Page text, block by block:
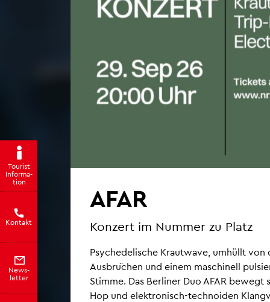
Tou­rist
In­for­ma­
ti­on
Kon­takt
News­
let­ter
AFAR
Kon­zert im Num­mer zu Platz
Psy­che­de­li­sche Kraut­wave, um­hül­lt von
Aus­bru­̈chen und einem ma­schi­nell
Stim­me. Das Ber­li­ner Duo AFAR
Hop und elek­tro­nisch-tech­no­iden